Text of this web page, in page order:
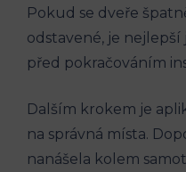
Pokud se dveře
odstavené, je
před pokračováním
Dalším krokem je
na správná místa.
nanášela kolem